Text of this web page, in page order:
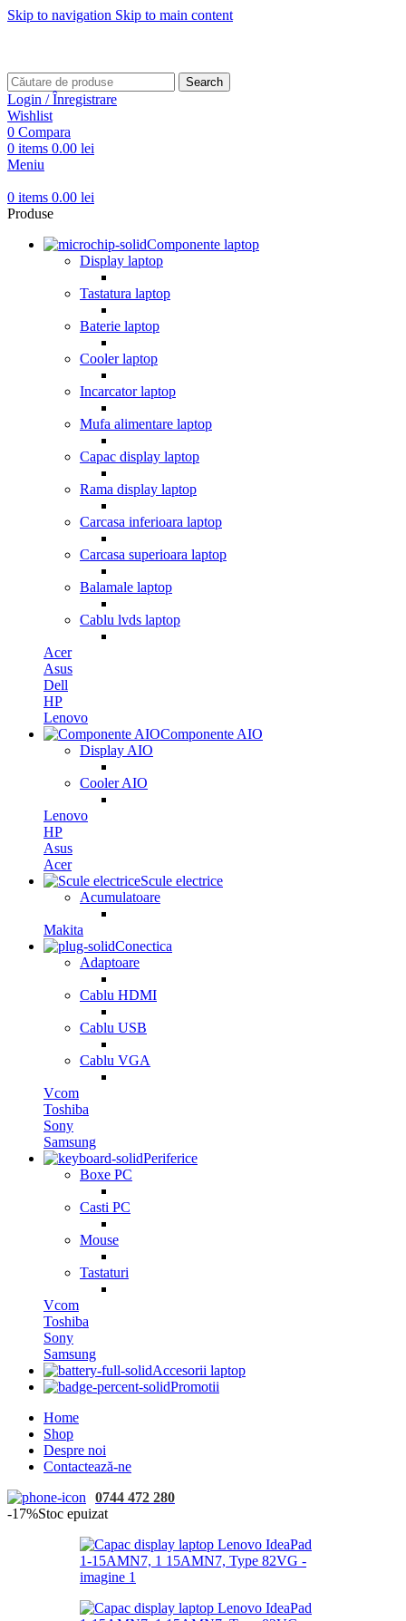
Skip to navigation Skip to main content
Search
Login / Înregistrare
Wishlist
0 Compara
0 items 0.00 lei
Meniu
0 items 0.00 lei
Produse
Componente laptop
Display laptop
Tastatura laptop
Baterie laptop
Cooler laptop
Incarcator laptop
Mufa alimentare laptop
Capac display laptop
Rama display laptop
Carcasa inferioara laptop
Carcasa superioara laptop
Balamale laptop
Cablu lvds laptop
Acer
Asus
Dell
HP
Lenovo
Componente AIO
Display AIO
Cooler AIO
Lenovo
HP
Asus
Acer
Scule electrice
Acumulatoare
Makita
Conectica
Adaptoare
Cablu HDMI
Cablu USB
Cablu VGA
Vcom
Toshiba
Sony
Samsung
Periferice
Boxe PC
Casti PC
Mouse
Tastaturi
Vcom
Toshiba
Sony
Samsung
Accesorii laptop
Promotii
Home
Shop
Despre noi
Contactează-ne
0744 472 280
-17%Stoc epuizat